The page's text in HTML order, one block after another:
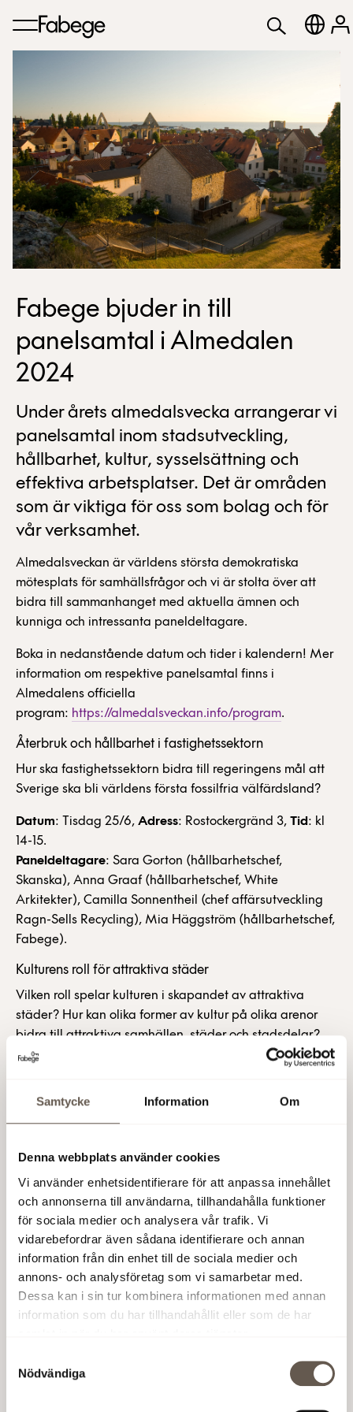
Samtycke Information Om
Denna webbplats använder cookies
Vi använder enhetsidentifierare för att anpassa innehållet
och annonserna till användarna, tillhandahålla funktioner
för sociala medier och analysera vår trafik. Vi
vidarebefordrar även sådana identifierare och annan
information från din enhet till de sociala medier och
annons- och analysföretag som vi samarbetar med.
Dessa kan i sin tur kombinera informationen med annan
information som du har tillhandahållit eller som de har
Nödvändiga
Fabege bjuder in till
panelsamtal i Almedalen
2024
Under årets almedalsvecka arrangerar vi
panelsamtal inom stadsutveckling,
hållbarhet, kultur, sysselsättning och
effektiva arbetsplatser. Det är områden
som är viktiga för oss som bolag och för
vår verksamhet.
Almedalsveckan är världens största demokratiska
mötesplats för samhällsfrågor och vi är stolta över att
bidra till sammanhanget med aktuella ämnen och
kunniga och intressanta paneldeltagare.
Boka in nedanstående datum och tider i kalendern! Mer
information om respektive panelsamtal finns i
Almedalens officiella
program: https://almedalsveckan.info/program.
Återbruk och hållbarhet i fastighetssektorn
Hur ska fastighetssektorn bidra till regeringens mål att
Sverige ska bli världens första fossilfria välfärdsland?
Datum: Tisdag 25/6, Adress: Rostockergränd 3, Tid : kl
14-15.
Paneldeltagare: Sara Gorton (hållbarhetschef,
Skanska), Anna Graaf (hållbarhetschef, White
Arkitekter), Camilla Sonnentheil (chef affärsutveckling
Ragn-Sells Recycling), Mia Häggström (hållbarhetschef,
Fabege).
Kulturens roll för attraktiva städer
Vilken roll spelar kulturen i skapandet av attraktiva
städer? Hur kan olika former av kultur på olika arenor
bidra till attraktiva samhällen, städer och stadsdelar?
Vad är viktigt för att säkerställa ett rikt kulturliv?
16-17.
Paneldeltagare: Petter Stordalen (ägare Strawberry),
(vd, Dramaten), Stefan Dahlbo (vd, Fabege).
Hållbar stadsutveckling och infrastrategier
Vilken roll spelar effektiv infrastruktur i skapandet av
hållbara städer?
Datum: Onsdag 26/6Adress: Rostockergränd 3Tid
14-15.
Paneldeltagare : David Stenergard (näringspolitisk
projekt, Trafikverket), Gunilla Glantz (trafikdirektör,